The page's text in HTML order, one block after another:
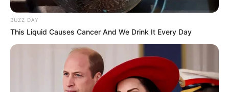
Um abraaço.
Valéria há 16 anos
Nunca tinha feito, fuxico e acho a coisa mais fofa, só
fiqeui com uma duvida, eu faço cada petala separada
e depois junto tudo ou com a mesma linha vou
fazendo as outras?
BUZZ DAY
This Liquid Causes Cancer And We Drink It Every Day